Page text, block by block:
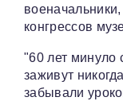
конгрессов
"60 лет минуло
заживут
забывали